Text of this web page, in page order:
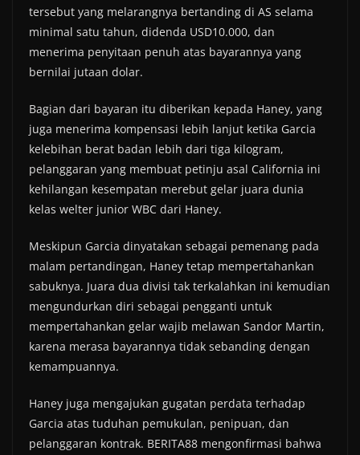
tersebut yang melarangnya bertanding di AS selama
minimal satu tahun, didenda USD10.000, dan
menerima penyitaan penuh atas bayarannya yang
bernilai jutaan dolar.
Bagian dari bayaran itu diberikan kepada Haney, yang
juga menerima kompensasi lebih lanjut ketika Garcia
kelebihan berat badan lebih dari tiga kilogram,
pelanggaran yang membuat petinju asal California ini
kehilangan kesempatan merebut gelar juara dunia
kelas welter junior WBC dari Haney.
Meskipun Garcia dinyatakan sebagai pemenang pada
malam pertandingan, Haney tetap mempertahankan
sabuknya. Juara dua divisi tak terkalahkan ini kemudian
mengundurkan diri sebagai pengganti untuk
mempertahankan gelar wajib melawan Sandor Martin,
karena merasa bayarannya tidak sebanding dengan
kemampuannya.
Haney juga mengajukan gugatan perdata terhadap
Garcia atas tuduhan pemukulan, penipuan, dan
pelanggaran kontrak. BERITA88 mengonfirmasi bahwa